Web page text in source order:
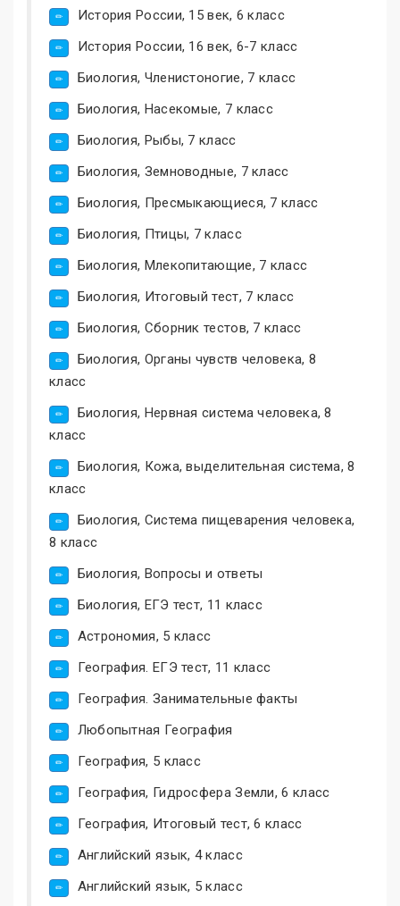
История России, 15 век, 6 класс
История России, 16 век, 6-7 класс
Биология, Членистоногие, 7 класс
Биология, Насекомые, 7 класс
Биология, Рыбы, 7 класс
Биология, Земноводные, 7 класс
Биология, Пресмыкающиеся, 7 класс
Биология, Птицы, 7 класс
Биология, Млекопитающие, 7 класс
Биология, Итоговый тест, 7 класс
Биология, Сборник тестов, 7 класс
Биология, Органы чувств человека, 8
класс
Биология, Нервная система человека, 8
класс
Биология, Кожа, выделительная система, 8
класс
Биология, Система пищеварения человека,
8 класс
Биология, Вопросы и ответы
Биология, ЕГЭ тест, 11 класс
Астрономия, 5 класс
География. ЕГЭ тест, 11 класс
География. Занимательные факты
Любопытная География
География, 5 класс
География, Гидросфера Земли, 6 класс
География, Итоговый тест, 6 класс
Английский язык, 4 класс
Английский язык, 5 класс